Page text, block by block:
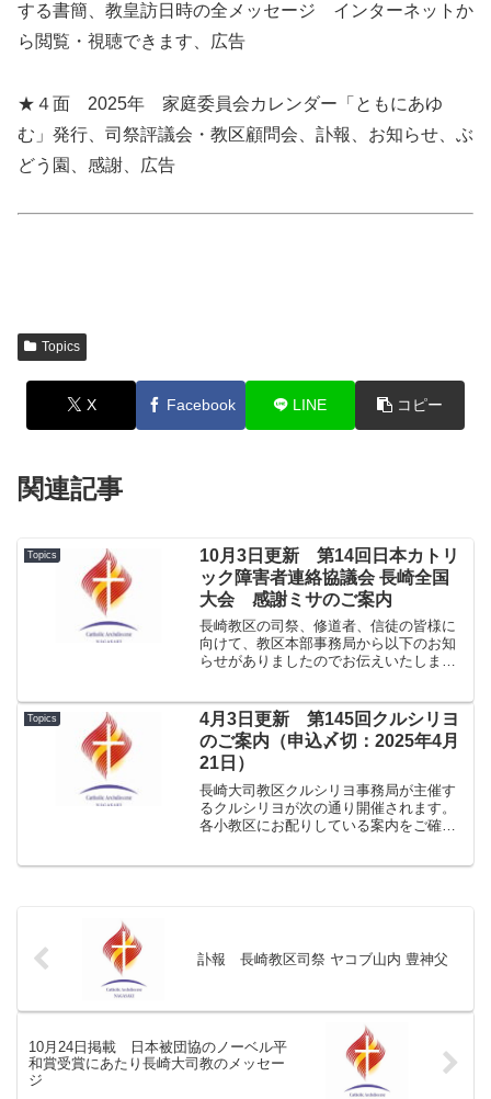
する書簡、教皇訪日時の全メッセージ インターネットか
ら閲覧・視聴できます、広告
★４面 2025年 家庭委員会カレンダー「ともにあゆ
む」発行、司祭評議会・教区顧問会、訃報、お知らせ、ぶ
どう園、感謝、広告
Topics
X Facebook LINE コピー
関連記事
Topics
10月3日更新 第14回日本カトリ
ック障害者連絡協議会 長崎全国
大会 感謝ミサのご案内
長崎教区の司祭、修道者、信徒の皆様に
向けて、教区本部事務局から以下のお知
らせがありましたのでお伝えいたしま
皆さま 皆さま、ご存知のように、10月
14日（...
Topics
4月3日更新 第145回クルシリヨ
のご案内（申込〆切：2025年4月
21日）
長崎大司教区クルシリヨ事務局が主催す
るクルシリヨが次の通り開催されます。
各小教区にお配りしている案内をご確認
訃報 長崎教区司祭 ヤコブ山内 豊神父
10月24日掲載 日本被団協のノーベル平
和賞受賞にあたり長崎大司教のメッセー
ジ